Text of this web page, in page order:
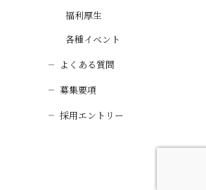
福利厚生
各種イベント
よくある質問
募集要項
採用エントリー